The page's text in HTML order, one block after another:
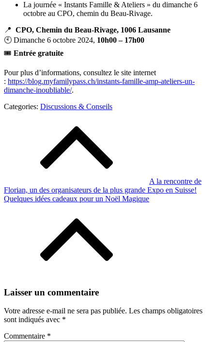
La journée « Instants Famille & Ateliers » du dimanche 6
octobre au CPO, chemin du Beau-Rivage.
📍 CPO, Chemin du Beau-Rivage, 1006 Lausanne
🕙 Dimanche 6 octobre 2024, 10h00 – 17h00
🎟️ Entrée gratuite
Pour plus d’informations, consultez le site internet
: https://blog.myfamilypass.ch/instants-famille-amp-ateliers-un-
dimanche-inoubliable/.
Categories:
Categories: Discussions & Conseils
A la rencontre de
Florian, un des organisateurs de la plus grande Expo en Suisse!
Quelques idées cadeaux pour un Noël Magique
Laisser un commentaire
Votre adresse e-mail ne sera pas publiée. Les champs obligatoires
sont indiqués avec *
Commentaire *